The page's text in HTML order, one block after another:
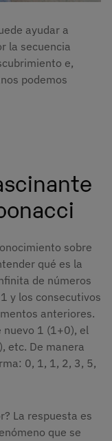
ayudar a
la secuencia
e,
podemos
sobre
qué es la
de números
y los consecutivos
anteriores.
nuevo 1 (1+0), el
etc. De manera
0, 1, 1, 2, 3, 5,
La respuesta es
que se